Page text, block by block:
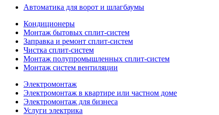
Автоматика для ворот и шлагбаумы
Кондиционеры
Монтаж бытовых сплит-систем
Заправка и ремонт сплит-систем
Чистка сплит-систем
Монтаж полупромышленных сплит-систем
Монтаж систем вентиляции
Электромонтаж
Электромонтаж в квартире или частном доме
Электромонтаж для бизнеса
Услуги электрика